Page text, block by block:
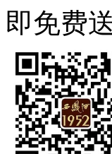
即免费送